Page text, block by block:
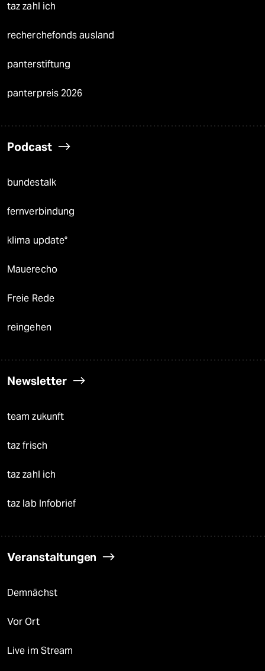
taz zahl ich
recherchefonds ausland
panterstiftung
panterpreis 2026
Podcast
bundestalk
fernverbindung
klima update°
Mauerecho
Freie Rede
reingehen
Newsletter
team zukunft
taz frisch
taz zahl ich
taz lab Infobrief
Veranstaltungen
Demnächst
Vor Ort
Live im Stream